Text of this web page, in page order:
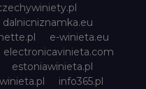
dalnicniznamka.eu
e-winieta.eu
electronicavinieta.com
estoniawinieta.pl
info365.pl